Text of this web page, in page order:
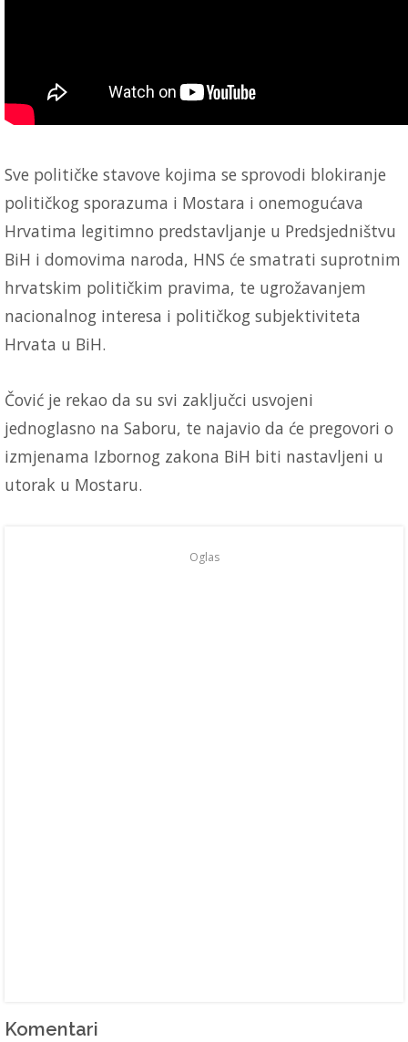
Sve političke stavove kojima se sprovodi blokiranje
političkog sporazuma i Mostara i onemogućava
Hrvatima legitimno predstavljanje u Predsjedništvu
BiH i domovima naroda, HNS će smatrati suprotnim
hrvatskim političkim pravima, te ugrožavanjem
nacionalnog interesa i političkog subjektiviteta
Hrvata u BiH.
Čović je rekao da su svi zaključci usvojeni
jednoglasno na Saboru, te najavio da će pregovori o
izmjenama Izbornog zakona BiH biti nastavljeni u
utorak u Mostaru.
Oglas
Komentari